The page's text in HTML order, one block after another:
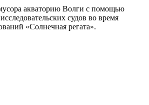
акваторию Волги с помощью
судов во время
«Солнечная регата».